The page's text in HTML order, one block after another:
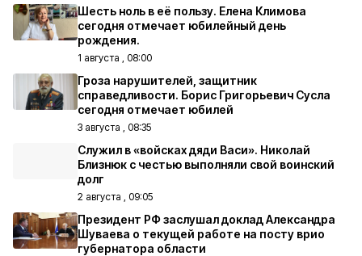
Шесть ноль в её пользу. Елена Климова
сегодня отмечает юбилейный день
рождения.
1 августа , 08:00
Гроза нарушителей, защитник
справедливости. Борис Григорьевич Сусла
сегодня отмечает юбилей
3 августа , 08:35
Служил в «войсках дяди Васи». Николай
Близнюк с честью выполняли свой воинский
долг
2 августа , 09:05
Президент РФ заслушал доклад Александра
Шуваева о текущей работе на посту врио
губернатора области